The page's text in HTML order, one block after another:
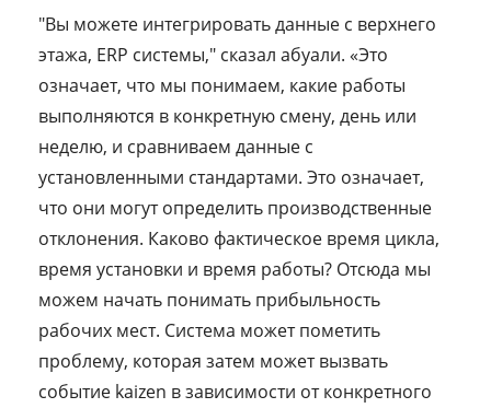
"Вы можете интегрировать данные с верхнего
этажа, ERP системы," сказал абуали. «Это
означает, что мы понимаем, какие работы
выполняются в конкретную смену, день или
неделю, и сравниваем данные с
установленными стандартами. Это означает,
что они могут определить производственные
отклонения. Каково фактическое время цикла,
время установки и время работы? Отсюда мы
можем начать понимать прибыльность
рабочих мест. Система может пометить
проблему, которая затем может вызвать
событие kaizen в зависимости от конкретного